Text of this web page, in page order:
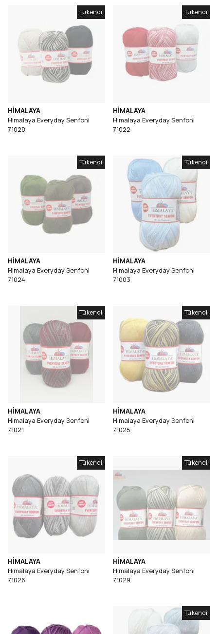
Tükendi
HİMALAYA
Himalaya Everyday Senfoni
71028
Tükendi
HİMALAYA
Himalaya Everyday Senfoni
71022
Tükendi
HİMALAYA
Himalaya Everyday Senfoni
71024
Tükendi
HİMALAYA
Himalaya Everyday Senfoni
71003
Tükendi
HİMALAYA
Himalaya Everyday Senfoni
71021
Tükendi
HİMALAYA
Himalaya Everyday Senfoni
71025
Tükendi
HİMALAYA
Himalaya Everyday Senfoni
71026
Tükendi
HİMALAYA
Himalaya Everyday Senfoni
71029
Tükendi